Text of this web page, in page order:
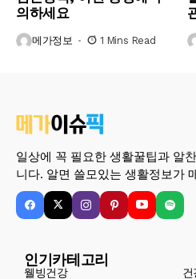
의하세요
메가정보 1 Mins Read
일상에 꼭 필요한 생활꿀팁과 알
니다. 알면 쓸모있는 생활정보가
인기카테고리
웰빙건강 건